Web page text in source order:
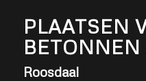
PLAATSEN
Roosdaal